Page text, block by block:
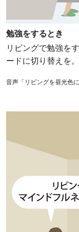
勉強をするとき
リビングで勉強を
ードに切り替えを。
音声「リビングを昼光色